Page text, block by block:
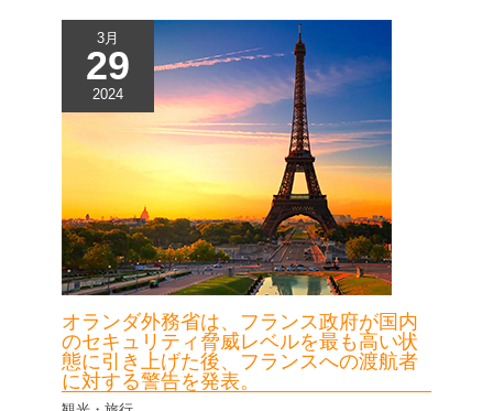
3月
29
2024
オランダ外務省は、フランス政府が国内
のセキュリティ脅威レベルを最も高い状
態に引き上げた後、フランスへの渡航者
に対する警告を発表。